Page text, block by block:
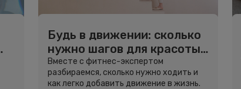
Будь в движении: сколько
нужно шагов для красоты
и здоровья
Вместе с фитнес-экспертом
разбираемся, сколько нужно ходить и
как легко добавить движение в жизнь.